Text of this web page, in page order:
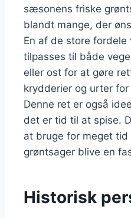
sæsonens friske
blandt mange, der
En af de store
tilpasses til både
eller ost for at gøre
krydderier og urter
Denne ret er også
det er tid til at spise.
at bruge for meget
grøntsager blive en
Historisk